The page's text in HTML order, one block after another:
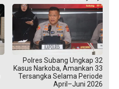
Polres Subang Ungkap 32
Kasus Narkoba, Amankan 33
Tersangka Selama Periode
April–Juni 2026